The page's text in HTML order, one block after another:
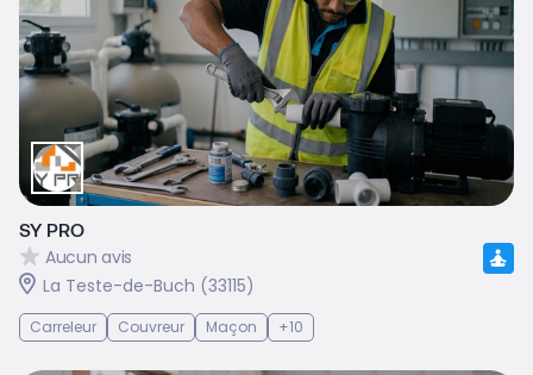
SY PRO
Aucun avis
La Teste-de-Buch (33115)
Carreleur Couvreur Maçon +10